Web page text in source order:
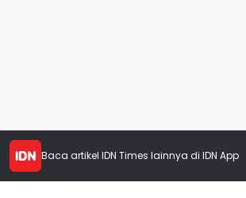
Baca artikel IDN Times lainnya di IDN App